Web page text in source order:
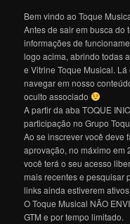
Bem vindo ao Toque
Antes de sair em busca do
informações de
logo acima, abrindo todas
e Vitrine Toque Musical.
navegar em nosso
oculto associado
A partir da aba TOQUE
participação no Grupo
Ao se inscrever você deve
aprovação, no máximo em
você terá o seu acesso
mais recentes e pesquisar
links ainda estiverem
O Toque Musical NÃO
GTM e por tempo limitado.